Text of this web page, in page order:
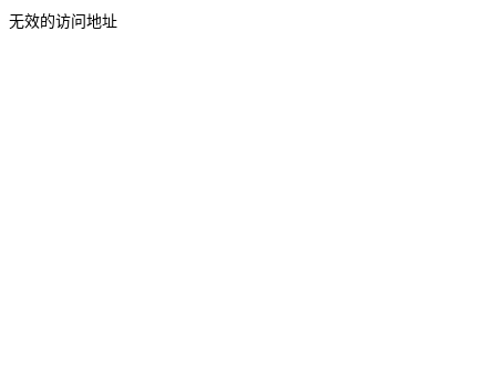
无效的访问地址